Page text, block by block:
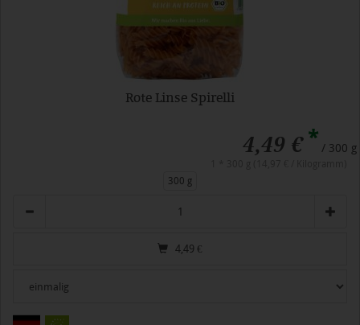
Rote Linse Spirelli
4,49 €* / 300 g
300 g
4,49 €